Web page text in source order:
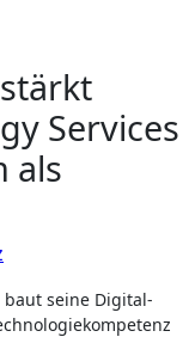
Services
als
baut seine Digital-